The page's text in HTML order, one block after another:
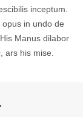
inceptum.
in undo de
Manus dilabor
ars his mise.